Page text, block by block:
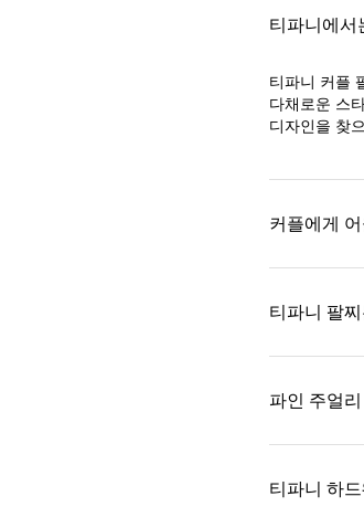
티파니에서
티파니 커플
다채로운 스
디자인을 찾
커플에게
티파니 팔
파인 주얼
티파니 하